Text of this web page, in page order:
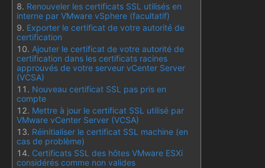
Renouveler les certificats SSL utilisés en
interne par VMware vSphere (facultatif)
Exporter le certificat de votre autorité de
certification
Ajouter le certificat de votre autorité de
certification dans les certificats racines
approuvés de votre serveur vCenter Server
(VCSA)
Nouveau certificat SSL pas pris en
compte
Mettre à jour le certificat SSL utilisé par
VMware vCenter Server (VCSA)
Réinitialiser le certificat SSL machine (en
cas de problème)
Certificats SSL des hôtes VMware ESXi
considérés comme non valides